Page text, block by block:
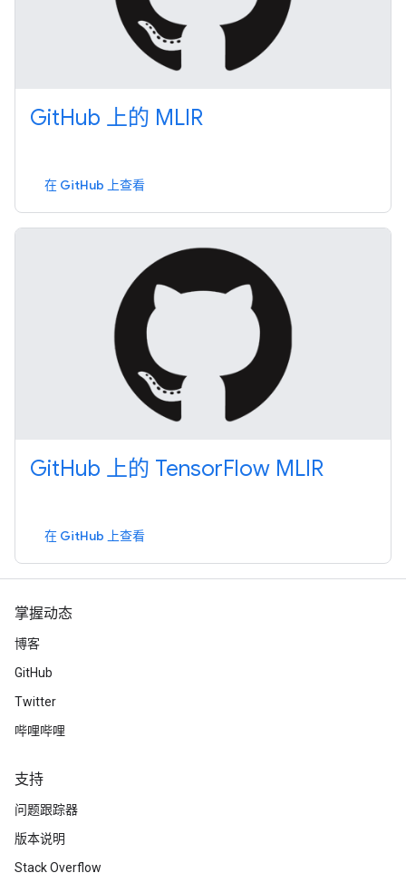
GitHub 上的 MLIR
在 GitHub 上查看
GitHub 上的 TensorFlow MLIR
在 GitHub 上查看
掌握动态
博客
GitHub
Twitter
哔哩哔哩
支持
问题跟踪器
版本说明
Stack Overflow